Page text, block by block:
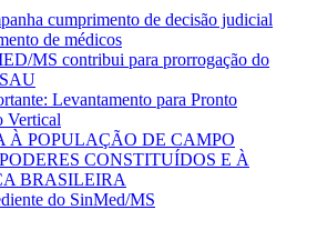
cumprimento de decisão judicial
de médicos
MS contribui para prorrogação do
Levantamento para Pronto
Vertical
À POPULAÇÃO DE CAMPO
CONSTITUÍDOS E À
BRASILEIRA
do SinMed/MS